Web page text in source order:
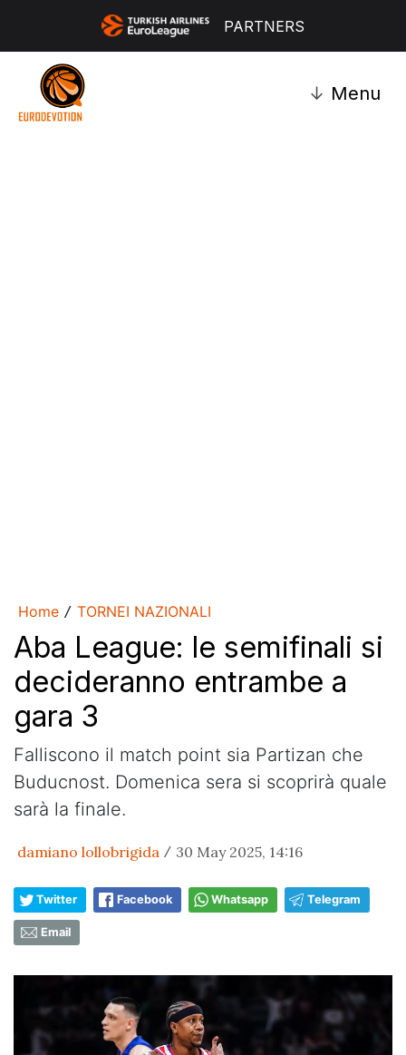
PARTNERS
↓ Menu
Home / TORNEI NAZIONALI
Aba League: le semifinali si
decideranno entrambe a
gara 3
Falliscono il match point sia Partizan che
Buducnost. Domenica sera si scoprirà quale
sarà la finale.
damiano lollobrigida / 30 May 2025, 14:16
Twitter Facebook Whatsapp Telegram
Email